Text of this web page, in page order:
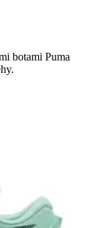
botami Puma